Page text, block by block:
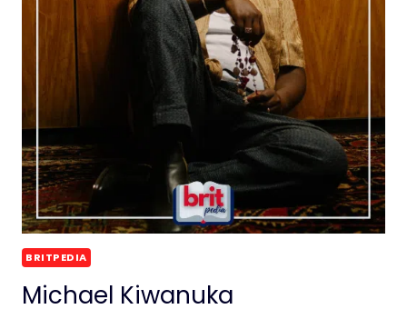
BRITPEDIA
Michael Kiwanuka